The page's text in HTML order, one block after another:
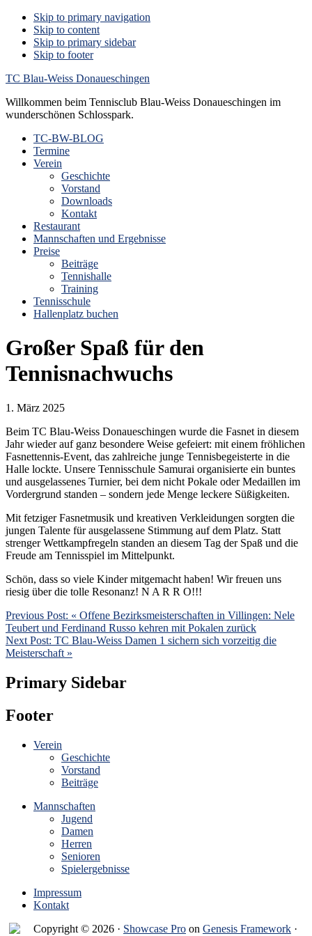
Skip to primary navigation
Skip to content
Skip to primary sidebar
Skip to footer
TC Blau-Weiss Donaueschingen
Willkommen beim Tennisclub Blau-Weiss Donaueschingen im
wunderschönen Schlosspark.
TC-BW-BLOG
Termine
Verein
Geschichte
Vorstand
Downloads
Kontakt
Restaurant
Mannschaften und Ergebnisse
Preise
Beiträge
Tennishalle
Training
Tennisschule
Hallenplatz buchen
Großer Spaß für den
Tennisnachwuchs
1. März 2025
Beim TC Blau-Weiss Donaueschingen wurde die Fasnet in diesem
Jahr wieder auf ganz besondere Weise gefeiert: mit einem fröhlichen
Fasnettennis-Event, das zahlreiche junge Tennisbegeisterte in die
Halle lockte. Unsere Tennisschule Samurai organisierte ein buntes
und ausgelassenes Turnier, bei dem nicht Pokale oder Medaillen im
Vordergrund standen – sondern jede Menge leckere Süßigkeiten.
Mit fetziger Fasnetmusik und kreativen Verkleidungen sorgten die
jungen Talente für ausgelassene Stimmung auf dem Platz. Statt
strenger Wettkampfregeln standen an diesem Tag der Spaß und die
Freude am Tennisspiel im Mittelpunkt.
Schön, dass so viele Kinder mitgemacht haben! Wir freuen uns
riesig über die tolle Resonanz! N A R R O!!!
Previous Post: « Offene Bezirksmeisterschaften in Villingen: Nele
Teubert und Ferdinand Russo kehren mit Pokalen zurück
Next Post: TC Blau-Weiss Damen 1 sichern sich vorzeitig die
Meisterschaft »
Primary Sidebar
Footer
Verein
Geschichte
Vorstand
Beiträge
Mannschaften
Jugend
Damen
Herren
Senioren
Spielergebnisse
Impressum
Kontakt
Copyright © 2026 · Showcase Pro on Genesis Framework ·